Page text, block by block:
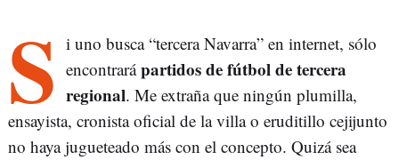
S i uno busca “tercera Navarra” en internet, sólo
encontrarápartidos de fútbol de tercera
regional. Me extraña que ningún plumilla,
ensayista, cronista oficial de la villa o eruditillo cejijunto
no haya jugueteado más con el concepto. Quizá sea